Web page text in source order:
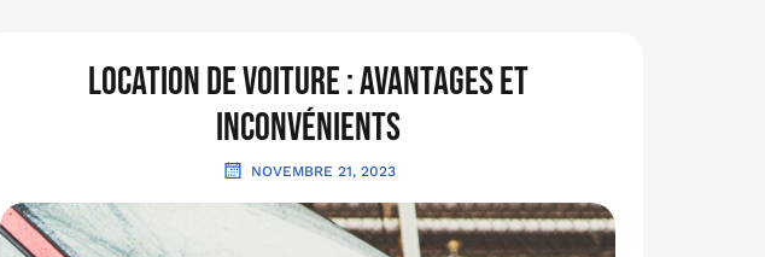
location de voiture : avantages et
inconvénients
NOVEMBRE 21, 2023